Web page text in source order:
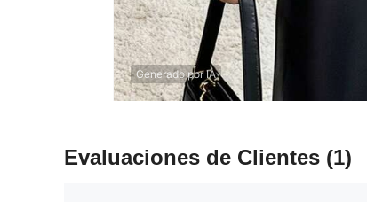
Generado por IA
Evaluaciones de Clientes (1)